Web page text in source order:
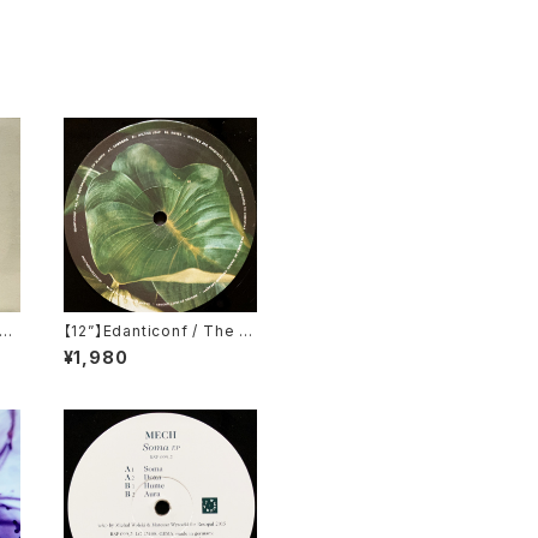
【12”】Edanticonf / The M
etamorphosis Of Plants
(Silent Season) (SSV16)
¥1,980